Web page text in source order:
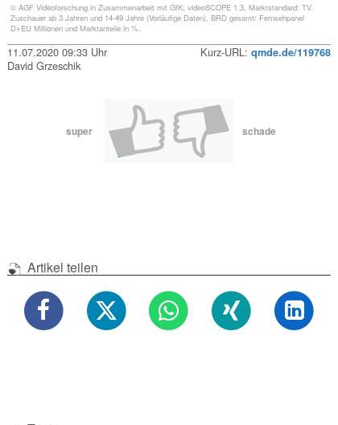
© AGF Videoforschung in Zusammenarbeit mit GfK; videoSCOPE 1.3, Marktstandard: TV.
Zuschauer ab 3 Jahren und 14-49 Jahre (Vorläufige Daten), BRD gesamt/ Fernsehpanel
D+EU Millionen und Marktanteile in %.
11.07.2020 09:33 Uhr Kurz-URL: qmde.de/119768
David Grzeschik
super schade
Artikel teilen